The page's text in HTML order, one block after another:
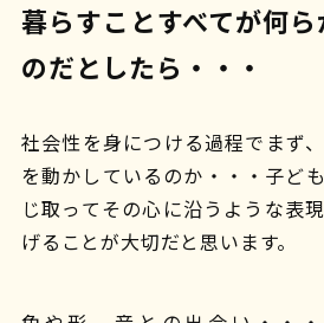
暮らすことすべてが何
のだとしたら・・・
社会性を身につける過程でまず
を動かしているのか・・・子ど
じ取ってその心に沿うような表
げることが大切だと思います。